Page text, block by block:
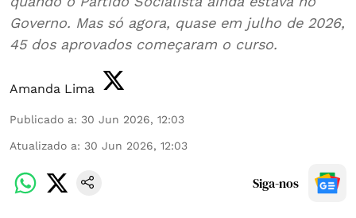
Governo. Mas só agora, quase em julho de 2026,
45 dos aprovados começaram o curso.
Amanda Lima
Publicado a: 30 Jun 2026, 12:03
Atualizado a: 30 Jun 2026, 12:03
Siga-nos